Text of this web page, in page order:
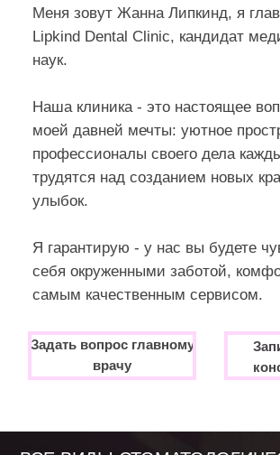
ПОМОЩИ ДЛЯ ВСЕЙ СЕМЬИ
Наша команда специалистов работает вместе
более 10 лет. За это время мы решили
пациентов - как взрослых, так и детей.
ЛЕЧЕНИЕ ПОД МИКРОСКОПОМ